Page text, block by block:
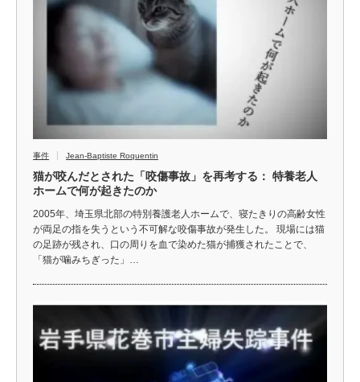
事件 Jean-Baptiste Roquentin
猫が咬んだとされた「咬傷事故」を再考する： 特養老人
ホームで何が起きたのか
2005年、埼玉県北部の特別養護老人ホームで、寝たきりの高齢女性
が両足の指を失うという不可解な咬傷事故が発生した。 現場には猫
の足跡が残され、口の周りを血で染めた猫が捕獲されたことで、
「猫が噛みちぎった」…